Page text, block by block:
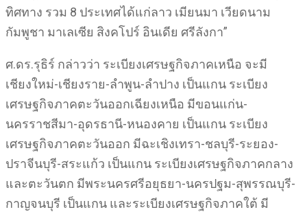
ทิศทาง รวม 8 ประเทศได้แก่ลาว เมียนมา เวียดนาม
กัมพูชา มาเลเซีย สิงคโปร์ อินเดีย ศรีลังกา”
ศ.ดร.รุธิร์ กล่าวว่า ระเบียงเศรษฐกิจภาคเหนือ จะมี
เชียงใหม่-เชียงราย-ลำพูน-ลำปาง เป็นแกน ระเบียง
เศรษฐกิจภาคตะวันออกเฉียงเหนือ มีขอนแก่น-
นครราชสีมา-อุดรธานี-หนองคาย เป็นแกน ระเบียง
เศรษฐกิจภาคตะวันออก มีฉะเชิงเทรา-ชลบุรี-ระยอง-
ปราจีนบุรี-สระแก้ว เป็นแกน ระเบียงเศรษฐกิจภาคกลาง
และตะวันตก มีพระนครศรีอยุธยา-นครปฐม-สุพรรณบุรี-
กาญจนบุรี เป็นแกน และระเบียงเศรษฐกิจภาคใต้ มี